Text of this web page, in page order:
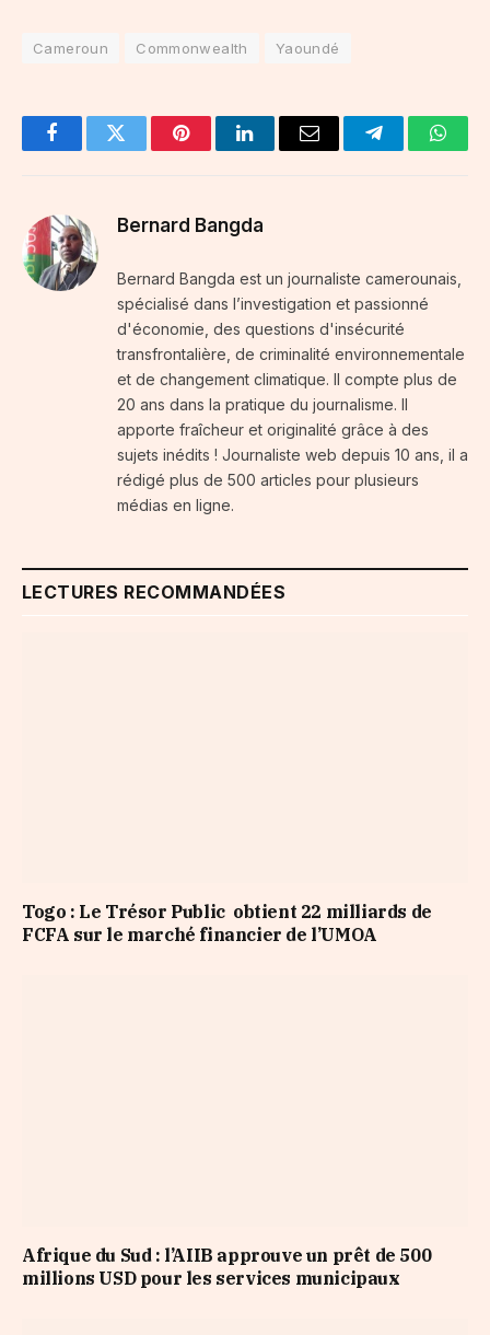
Cameroun Commonwealth Yaoundé
FacebookTwitter PinterestLinkedInEmail Telegram
Bernard Bangda
Bernard Bangda est un journaliste camerounais,
spécialisé dans l’investigation et passionné
d'économie, des questions d'insécurité
transfrontalière, de criminalité environnementale
et de changement climatique. Il compte plus de
20 ans dans la pratique du journalisme. Il
apporte fraîcheur et originalité grâce à des
sujets inédits ! Journaliste web depuis 10 ans, il a
rédigé plus de 500 articles pour plusieurs
médias en ligne.
LECTURES RECOMMANDÉES
Togo : Le Trésor Public obtient 22 milliards de
FCFA sur le marché financier de l’UMOA
Afrique du Sud : l’AIIB approuve un prêt de 500
millions USD pour les services municipaux